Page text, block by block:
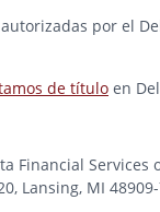
por el
de título en
Financial Services
Lansing, MI